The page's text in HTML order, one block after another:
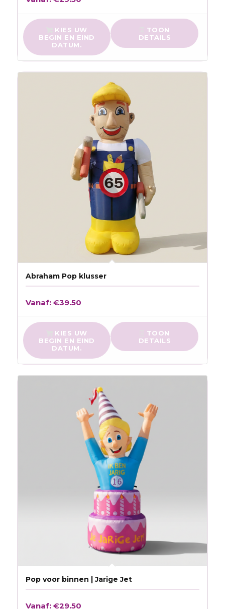
KIES UW
BEGIN EN EIND
DATUM.
TOON
DETAILS
Abraham Pop klusser
Vanaf: €39.50
KIES UW
BEGIN EN EIND
DATUM.
TOON
DETAILS
Pop voor binnen | Jarige Jet
Vanaf: €29.50